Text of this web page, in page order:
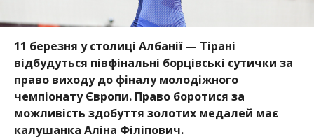
11 березня у столиці Албанії — Тірані
відбудуться півфінальні борцівські сутички за
право виходу до фіналу молодіжного
чемпіонату Європи. Право боротися за
можливість здобуття золотих медалей має
калушанка Аліна Філіпович.